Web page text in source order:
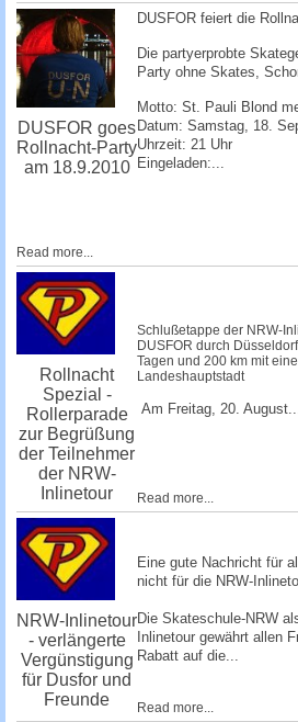
DUSFOR goes
Rollnacht-Party
am 18.9.2010
DUSFOR feiert die
Die partyerprobte
Party ohne Skates,
Motto: St. Pauli Blond
Datum: Samstag, 18.
Uhrzeit: 21 Uhr
Eingeladen:...
Read more...
Rollnacht
Spezial -
Rollerparade
zur Begrüßung
der Teilnehmer
der NRW-
Inlinetour
Schlußetappe der NRW-
DUSFOR durch
Tagen und 200 km mit
Landeshauptstadt
Am Freitag, 20.
Read more...
NRW-Inlinetour
- verlängerte
Vergünstigung
für Dusfor und
Freunde
Eine gute Nachricht für
nicht für die NRW-
Die Skateschule-NRW
Inlinetour gewährt allen
Rabatt auf die...
Read more...